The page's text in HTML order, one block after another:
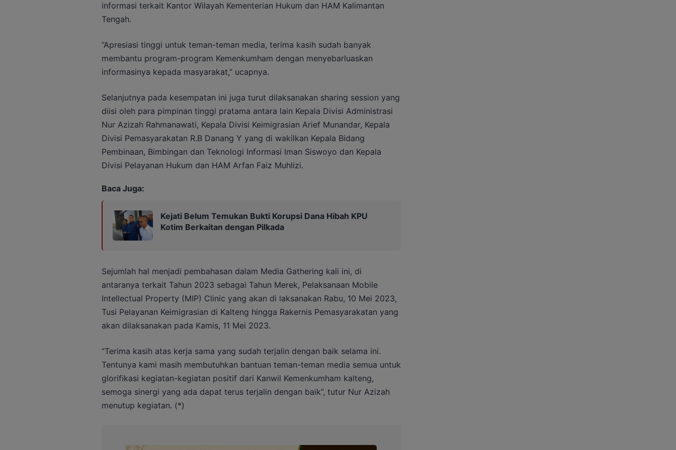
informasi terkait Kantor Wilayah Kementerian Hukum dan HAM Kalimantan
Tengah.
“Apresiasi tinggi untuk teman-teman media, terima kasih sudah banyak
membantu program-program Kemenkumham dengan menyebarluaskan
informasinya kepada masyarakat,” ucapnya.
Selanjutnya pada kesempatan ini juga turut dilaksanakan sharing session yang
diisi oleh para pimpinan tinggi pratama antara lain Kepala Divisi Administrasi
Nur Azizah Rahmanawati, Kepala Divisi Keimigrasian Arief Munandar, Kepala
Divisi Pemasyarakatan R.B Danang Y yang di wakilkan Kepala Bidang
Pembinaan, Bimbingan dan Teknologi Informasi Iman Siswoyo dan Kepala
Divisi Pelayanan Hukum dan HAM Arfan Faiz Muhlizi.
Baca Juga:
Kejati Belum Temukan Bukti Korupsi Dana Hibah KPU
Kotim Berkaitan dengan Pilkada
Sejumlah hal menjadi pembahasan dalam Media Gathering kali ini, di
antaranya terkait Tahun 2023 sebagai Tahun Merek, Pelaksanaan Mobile
Intellectual Property (MIP) Clinic yang akan di laksanakan Rabu, 10 Mei 2023,
Tusi Pelayanan Keimigrasian di Kalteng hingga Rakernis Pemasyarakatan yang
akan dilaksanakan pada Kamis, 11 Mei 2023.
“Terima kasih atas kerja sama yang sudah terjalin dengan baik selama ini.
Tentunya kami masih membutuhkan bantuan teman-teman media semua untuk
glorifikasi kegiatan-kegiatan positif dari Kanwil Kemenkumham kalteng,
semoga sinergi yang ada dapat terus terjalin dengan baik”, tutur Nur Azizah
menutup kegiatan. (*)